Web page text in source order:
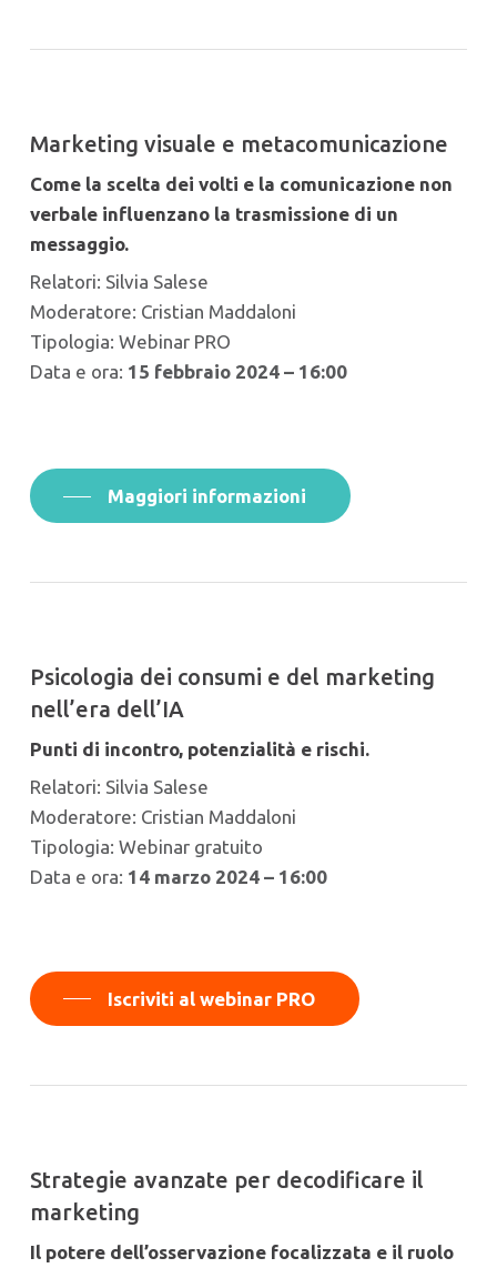
Marketing visuale e metacomunicazione
Come la scelta dei volti e la comunicazione non
verbale influenzano la trasmissione di un
messaggio.
Relatori: Silvia Salese
Moderatore: Cristian Maddaloni
Tipologia: Webinar PRO
Data e ora: 15 febbraio 2024 – 16:00
Maggiori informazioni
Psicologia dei consumi e del marketing
nell’era dell’IA
Punti di incontro, potenzialità e rischi.
Relatori: Silvia Salese
Moderatore: Cristian Maddaloni
Tipologia: Webinar gratuito
Data e ora: 14 marzo 2024 – 16:00
Iscriviti al webinar PRO
Strategie avanzate per decodificare il
marketing
Il potere dell’osservazione focalizzata e il ruolo